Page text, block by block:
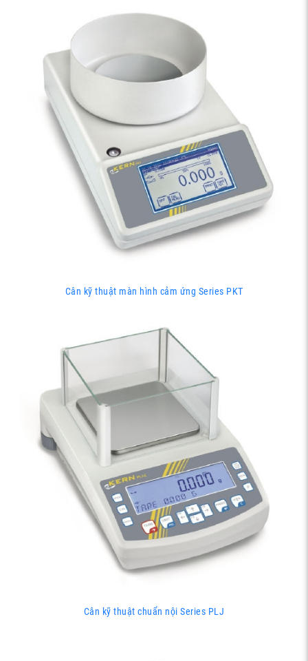
Cân kỹ thuật màn hình cảm ứng Series PKT
Cân kỹ thuật chuẩn nội Series PLJ